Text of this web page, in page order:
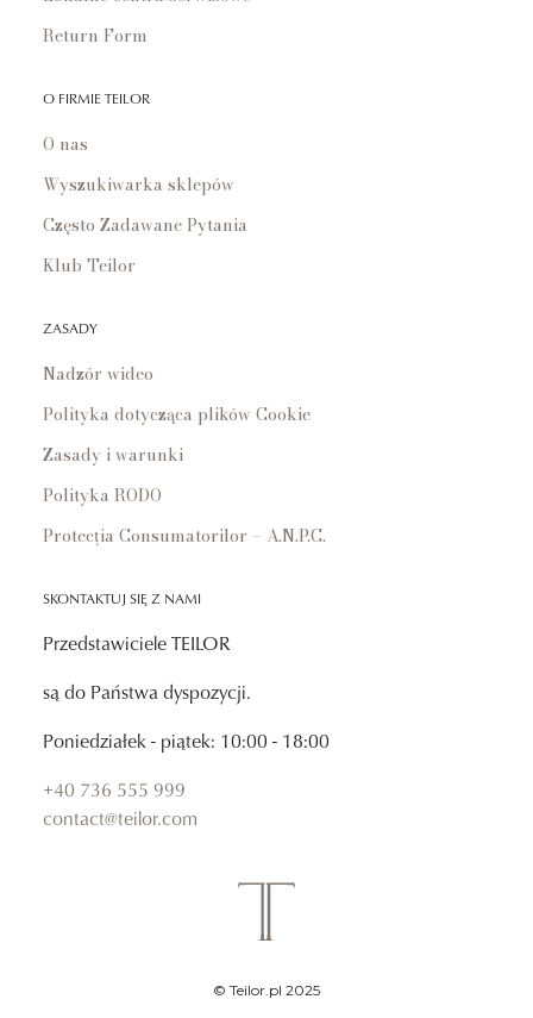
Return Form
O FIRMIE TEILOR
O nas
Wyszukiwarka sklepów
Często Zadawane Pytania
Klub Teilor
ZASADY
Nadzór wideo
Polityka dotycząca plików Cookie
Zasady i warunki
Polityka RODO
Protecția Consumatorilor – A.N.P.C.
SKONTAKTUJ SIĘ Z NAMI
Przedstawiciele TEILOR
są do Państwa dyspozycji.
Poniedziałek - piątek: 10:00 - 18:00
+40 736 555 999
contact@teilor.com
© Teilor.pl 2025